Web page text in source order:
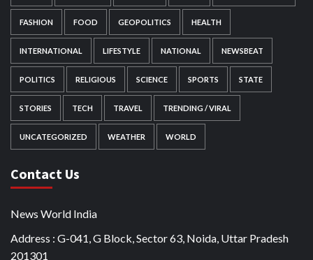
FASHION FOOD GEOPOLITICS HEALTH
INTERNATIONAL LIFESTYLE NATIONAL NEWSBEAT
POLITICS RELIGIOUS SCIENCE SPORTS STATE
STORIES TECH TRAVEL TRENDING / VIRAL
UNCATEGORIZED WEATHER WORLD
Contact Us
News World India
Address : G-041, G Block, Sector 63, Noida, Uttar Pradesh
201301